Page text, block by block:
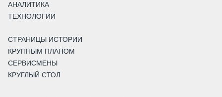
АНАЛИТИКА
ТЕХНОЛОГИИ
СТРАНИЦЫ ИСТОРИИ
КРУПНЫМ ПЛАНОМ
СЕРВИСМЕНЫ
КРУГЛЫЙ СТОЛ